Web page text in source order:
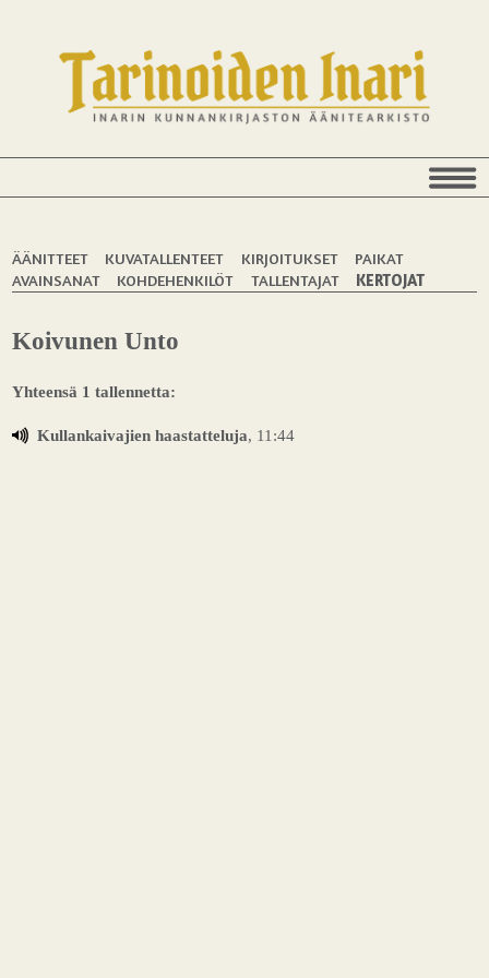
ÄÄNITTEET KUVATALLENTEET KIRJOITUKSET
PAIKAT
AVAINSANAT
KOHDEHENKILÖT TALLENTAJAT KERTOJAT
Koivunen Unto
Yhteensä 1 tallennetta:
Kullankaivajien haastatteluja, 11:44